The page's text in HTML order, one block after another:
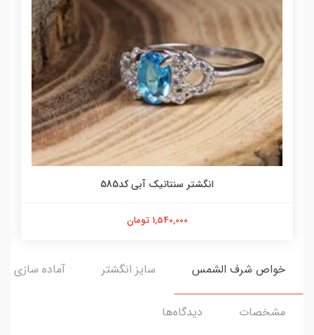
انگشتر سنتاتیک آبی کد585
1,540,000 تومان
خواص شرف الشمس سایز انگشتر آماده سازی و
مشخصات دیدگاه‌ها